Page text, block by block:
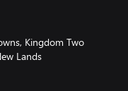
Kingdom Two
Lands